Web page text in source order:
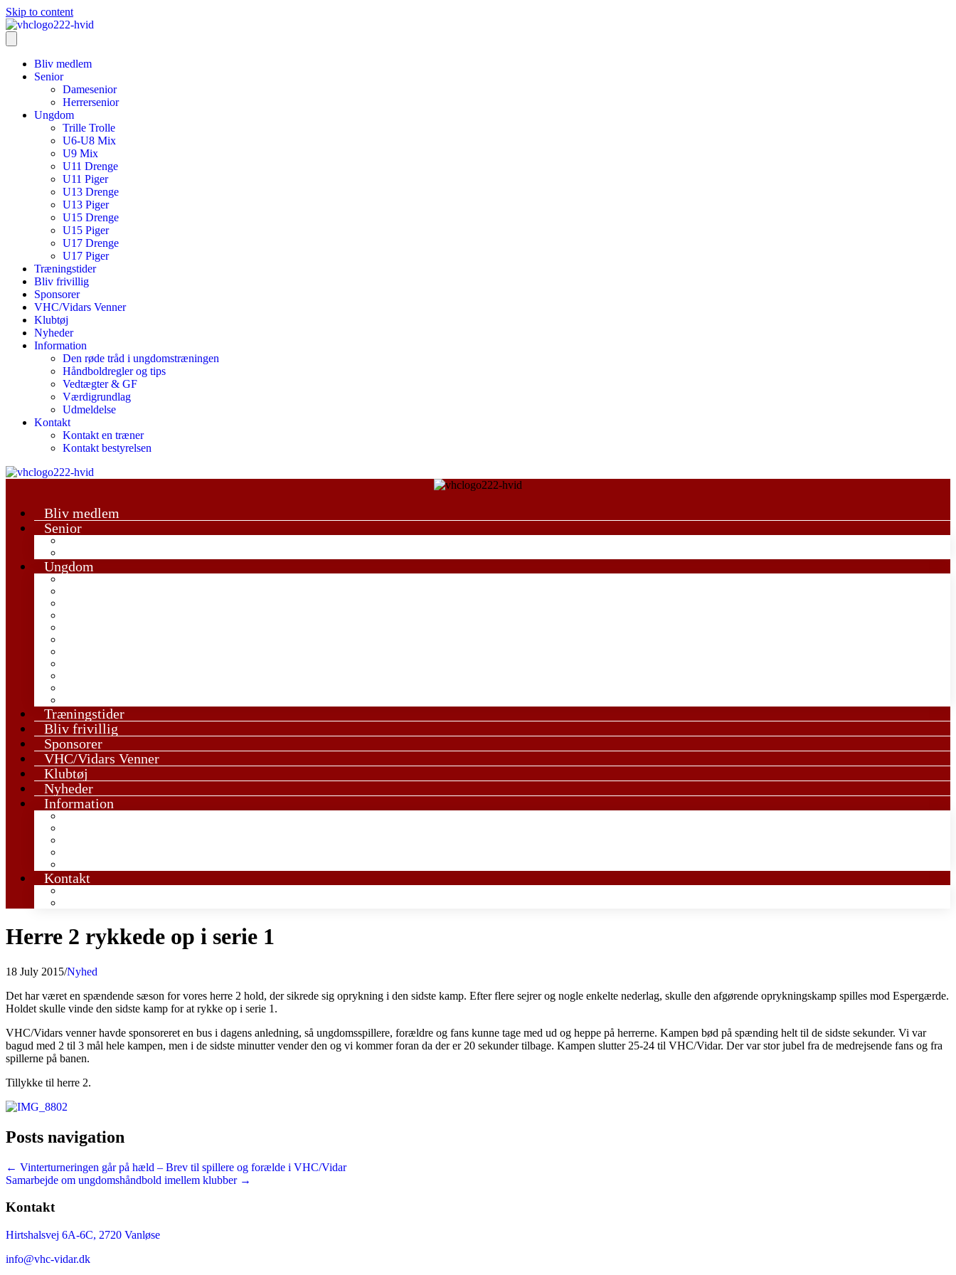
Skip to content
Bliv medlem
Senior
Damesenior
Herrersenior
Ungdom
Trille Trolle
U6-U8 Mix
U9 Mix
U11 Drenge
U11 Piger
U13 Drenge
U13 Piger
U15 Drenge
U15 Piger
U17 Drenge
U17 Piger
Træningstider
Bliv frivillig
Sponsorer
VHC/Vidars Venner
Klubtøj
Nyheder
Information
Den røde tråd i ungdomstræningen
Håndboldregler og tips
Vedtægter & GF
Værdigrundlag
Udmeldelse
Kontakt
Kontakt en træner
Kontakt bestyrelsen
Bliv medlem
Senior
Ungdom
Træningstider
Bliv frivillig
Sponsorer
VHC/Vidars Venner
Klubtøj
Nyheder
Information
Kontakt
Herre 2 rykkede op i serie 1
18 July 2015/Nyhed
Det har været en spændende sæson for vores herre 2 hold, der sikrede sig oprykning i den sidste kamp. Efter flere sejrer og nogle enkelte nederlag, skulle den afgørende oprykningskamp spilles mod Espergærde.
Holdet skulle vinde den sidste kamp for at rykke op i serie 1.
VHC/Vidars venner havde sponsoreret en bus i dagens anledning, så ungdomsspillere, forældre og fans kunne tage med ud og heppe på herrerne. Kampen bød på spænding helt til de sidste sekunder. Vi var
bagud med 2 til 3 mål hele kampen, men i de sidste minutter vender den og vi kommer foran da der er 20 sekunder tilbage. Kampen slutter 25-24 til VHC/Vidar. Der var stor jubel fra de medrejsende fans og fra
spillerne på banen.
Tillykke til herre 2.
Posts navigation
← Vinterturneringen går på hæld – Brev til spillere og forælde i VHC/Vidar
Samarbejde om ungdomshåndbold imellem klubber →
Kontakt
Hirtshalsvej 6A-6C, 2720 Vanløse
info@vhc-vidar.dk